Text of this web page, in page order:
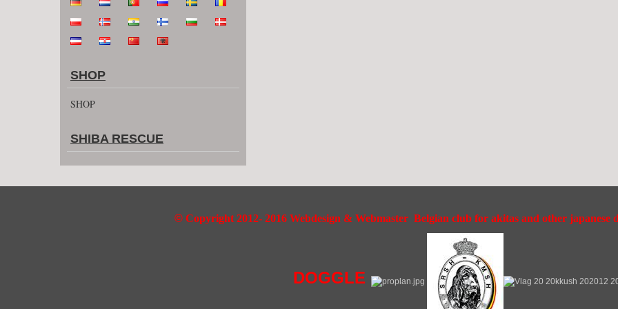
SHOP
SHOP
SHIBA RESCUE
© Copyright 2012- 2016 Webdesign & Webmaster Belgian club for akitas and other japanese
DOGGLE